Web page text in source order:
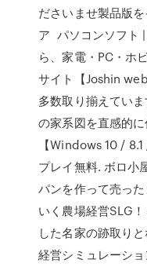
ださいませ製品版
ア パソコンソフト
ら、家電・PC・ホ
サイト【Joshin
多数取り揃えてい
の家系図を直感的に
【Windows 10 /
プレイ無料. ボロ小
パンを作って売っ
いく農場経営SLG
した名家の跡取り
経営シミュレーシ